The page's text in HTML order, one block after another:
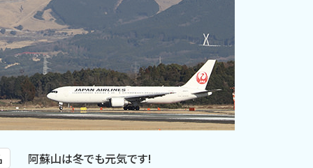
阿蘇山は冬でも元気です!